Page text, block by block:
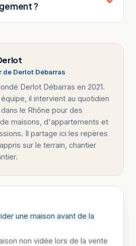
?
de Derlot Débarras
Derlot Débarras en 2021.
il intervient au quotidien
le Rhône pour des
maisons, d'appartements et
Il partage ici les repères
sur le terrain, chantier
une maison avant de la
non vidée lors de la vente